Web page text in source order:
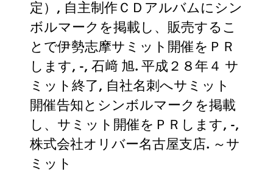
定）, 自主制作ＣＤアルバムにシン
ボルマークを掲載し、販売するこ
とで伊勢志摩サミット開催をＰＲ
します, -, 石﨑 旭. 平成２８年４ サ
ミット終了, 自社名刺へサミット
開催告知とシンボルマークを掲載
し、サミット開催をＰＲします, -,
株式会社オリバー名古屋支店. ～サ
ミット